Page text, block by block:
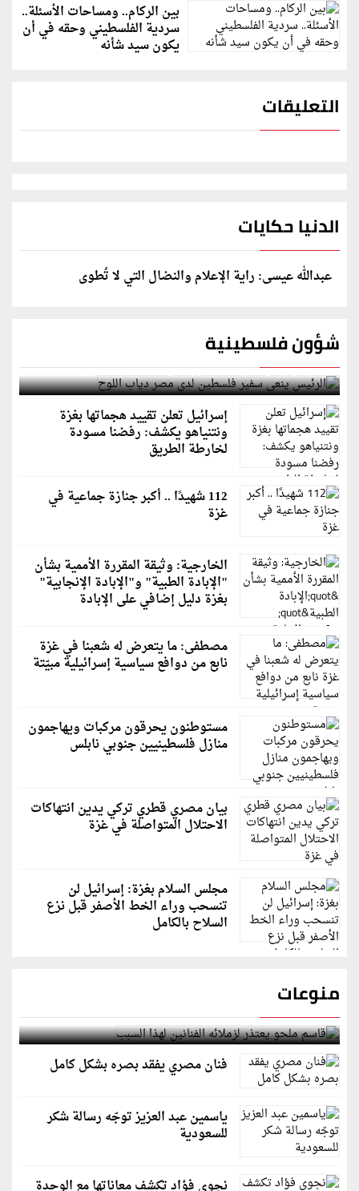
بين الركام.. ومساحات الأسئلة..
سردية الفلسطيني وحقه في أن
يكون سيد شأنه
التعليقات
الدنيا حكايات
عبدالله عيسى: راية الإعلام والنضال التي لا تُطوى
شؤون فلسطينية
الرئيس ينعى سفير فلسطين لدى مصر دياب اللوح
إسرائيل تعلن تقييد هجماتها بغزة
ونتنياهو يكشف: رفضنا مسودة
لخارطة الطريق
112 شهيدًا .. أكبر جنازة جماعية في
غزة
الخارجية: وثيقة المقررة الأممية بشأن
"الإبادة الطبية" و"الإبادة الإنجابية"
بغزة دليل إضافي على الإبادة
مصطفى: ما يتعرض له شعبنا في غزة
نابع من دوافع سياسية إسرائيلية مبيّتة
مستوطنون يحرقون مركبات ويهاجمون
منازل فلسطينيين جنوبي نابلس
بيان مصري قطري تركي يدين انتهاكات
الاحتلال المتواصلة في غزة
مجلس السلام بغزة: إسرائيل لن
تنسحب وراء الخط الأصفر قبل نزع
السلاح بالكامل
منوعات
قاسم ملحو يعتذر لزملائه الفنانين لهذا السبب
فنان مصري يفقد بصره بشكل كامل
ياسمين عبد العزيز توجّه رسالة شكر
للسعودية